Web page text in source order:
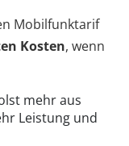
Mobilfunktarif
Kosten, wenn
mehr aus
Leistung und